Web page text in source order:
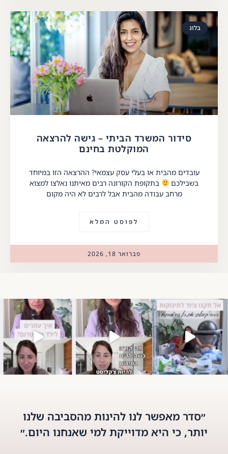
בלוג
סידור המשרד הביתי – גישה להרצאה
המוקלטת בחינם
עובדים מהבית או בעלי עסק עצמאי? ההרצאה הזו במיוחד
בשבילכם
בתקופת הקורונה רבים מאיתנו נאלצו למצוא
מרחב עבודה מהבית אבל לרבים לא היה מקום
לפוסט המלא
פברואר 18, 2026
⁨ הטעות שרוב ההורים עושים ב
״סדר מאפשר לנו להינות מהסביבה שלנו
יותר, כי היא מדוייקת למי שאנחנו היום.״